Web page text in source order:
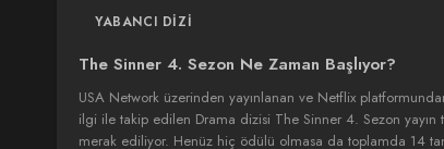
YABANCI DIZI
The Sinner 4. Sezon Ne Zaman Başlıyor?
USA Network üzerinden yayınlanan ve Netflix
ilgi ile takip edilen Drama dizisi The Sinner 4. Sezon yayın
merak ediliyor. Henüz hiç ödülü olmasa da toplamda 14